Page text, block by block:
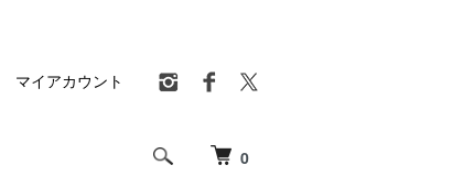
0
マイアカウント